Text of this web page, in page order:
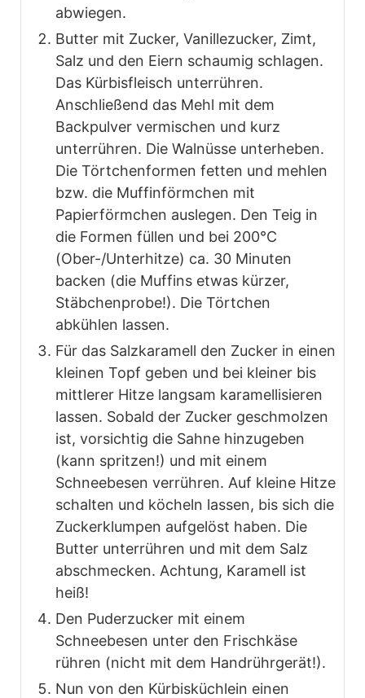
abwiegen.
Butter mit Zucker, Vanillezucker, Zimt,
Salz und den Eiern schaumig schlagen.
Das Kürbisfleisch unterrühren.
Anschließend das Mehl mit dem
Backpulver vermischen und kurz
unterrühren. Die Walnüsse unterheben.
Die Törtchenformen fetten und mehlen
bzw. die Muffinförmchen mit
Papierförmchen auslegen. Den Teig in
die Formen füllen und bei 200°C
(Ober-/Unterhitze) ca. 30 Minuten
backen (die Muffins etwas kürzer,
Stäbchenprobe!). Die Törtchen
abkühlen lassen.
Für das Salzkaramell den Zucker in einen
kleinen Topf geben und bei kleiner bis
mittlerer Hitze langsam karamellisieren
lassen. Sobald der Zucker geschmolzen
ist, vorsichtig die Sahne hinzugeben
(kann spritzen!) und mit einem
Schneebesen verrühren. Auf kleine Hitze
schalten und köcheln lassen, bis sich die
Zuckerklumpen aufgelöst haben. Die
Butter unterrühren und mit dem Salz
abschmecken. Achtung, Karamell ist
heiß!
Den Puderzucker mit einem
Schneebesen unter den Frischkäse
rühren (nicht mit dem Handrührgerät!).
Nun von den Kürbisküchlein einen